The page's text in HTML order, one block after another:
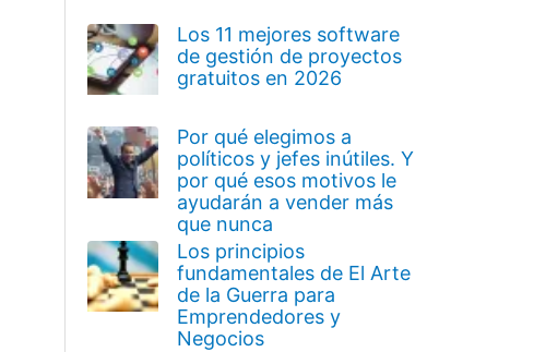
Los 11 mejores software
de gestión de proyectos
gratuitos en 2026
Por qué elegimos a
políticos y jefes inútiles. Y
por qué esos motivos le
ayudarán a vender más
que nunca
Los principios
fundamentales de El Arte
de la Guerra para
Emprendedores y
Negocios